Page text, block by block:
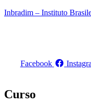
Ir
Inbradim – Instituto
Facebook
Curso